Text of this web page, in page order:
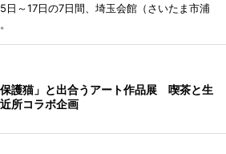
日～17日の7日間、埼玉会館（さいたま市浦
護猫」と出合うアート作品展 喫茶と生
所コラボ企画